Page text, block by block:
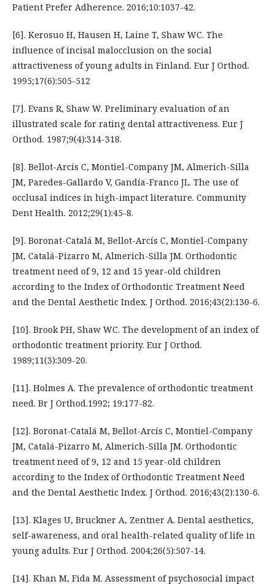
Patient Prefer Adherence. 2016;10:1037-42.
[6]. Kerosuo H, Hausen H, Laine T, Shaw WC. The
influence of incisal malocclusion on the social
attractiveness of young adults in Finland. Eur J Orthod.
1995;17(6):505-512
[7]. Evans R, Shaw W. Preliminary evaluation of an
illustrated scale for rating dental attractiveness. Eur J
Orthod. 1987;9(4):314-318.
[8]. Bellot-Arcís C, Montiel-Company JM, Almerich-Silla
JM, Paredes-Gallardo V, Gandía-Franco JL. The use of
occlusal indices in high-impact literature. Community
Dent Health. 2012;29(1):45-8.
[9]. Boronat-Catalá M, Bellot-Arcís C, Montiel-Company
JM, Catalá-Pizarro M, Almerich-Silla JM. Orthodontic
treatment need of 9, 12 and 15 year-old children
according to the Index of Orthodontic Treatment Need
and the Dental Aesthetic Index. J Orthod. 2016;43(2):130-6.
[10]. Brook PH, Shaw WC. The development of an index of
orthodontic treatment priority. Eur J Orthod.
1989;11(3):309-20.
[11]. Holmes A. The prevalence of orthodontic treatment
need. Br J Orthod.1992; 19:177-82.
[12]. Boronat-Catalá M, Bellot-Arcís C, Montiel-Company
JM, Catalá-Pizarro M, Almerich-Silla JM. Orthodontic
treatment need of 9, 12 and 15 year-old children
according to the Index of Orthodontic Treatment Need
and the Dental Aesthetic Index. J Orthod. 2016;43(2):130-6.
[13]. Klages U, Bruckner A, Zentner A. Dental aesthetics,
self-awareness, and oral health-related quality of life in
young adults. Eur J Orthod. 2004;26(5):507-14.
[14]. Khan M, Fida M. Assessment of psychosocial impact